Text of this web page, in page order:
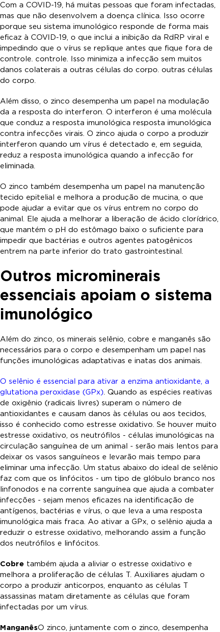
Com a COVID-19, há muitas pessoas que foram infectadas,
mas que não desenvolvem a doença clínica. Isso ocorre
porque seu sistema imunológico responde de forma mais
eficaz à COVID-19, o que inclui a inibição da RdRP viral e
impedindo que o vírus se replique antes que fique fora de
controle. controle. Isso minimiza a infecção sem muitos
danos colaterais a outras células do corpo. outras células
do corpo.
Além disso, o zinco desempenha um papel na modulação
da a resposta do interferon. O interferon é uma molécula
que conduz a resposta imunológica resposta imunológica
contra infecções virais. O zinco ajuda o corpo a produzir
interferon quando um vírus é detectado e, em seguida,
reduz a resposta imunológica quando a infecção for
eliminada.
O zinco também desempenha um papel na manutenção
tecido epitelial e melhora a produção de mucina, o que
pode ajudar a evitar que os vírus entrem no corpo do
animal. Ele ajuda a melhorar a liberação de ácido clorídrico,
que mantém o pH do estômago baixo o suficiente para
impedir que bactérias e outros agentes patogênicos
entrem na parte inferior do trato gastrointestinal.
Outros microminerais
essenciais apoiam o sistema
imunológico
Além do zinco, os minerais selênio, cobre e manganês são
necessários para o corpo e desempenham um papel nas
funções imunológicas adaptativas e inatas dos animais.
O selênio é essencial para ativar a enzima antioxidante, a
glutationa peroxidase (GPx). Quando as espécies reativas
de oxigênio (radicais livres) superam o número de
antioxidantes e causam danos às células ou aos tecidos,
isso é conhecido como estresse oxidativo. Se houver muito
estresse oxidativo, os neutrófilos - células imunológicas na
circulação sanguínea de um animal - serão mais lentos para
deixar os vasos sanguíneos e levarão mais tempo para
eliminar uma infecção. Um status abaixo do ideal de selênio
faz com que os linfócitos - um tipo de glóbulo branco nos
linfonodos e na corrente sanguínea que ajuda a combater
infecções - sejam menos eficazes na identificação de
antígenos, bactérias e vírus, o que leva a uma resposta
imunológica mais fraca. Ao ativar a GPx, o selênio ajuda a
reduzir o estresse oxidativo, melhorando assim a função
dos neutrófilos e linfócitos.
Cobre também ajuda a aliviar o estresse oxidativo e
melhora a proliferação de células T. Auxiliares ajudam o
corpo a produzir anticorpos, enquanto as células T
assassinas matam diretamente as células que foram
infectadas por um vírus.
ManganêsO zinco, juntamente com o zinco, desempenha